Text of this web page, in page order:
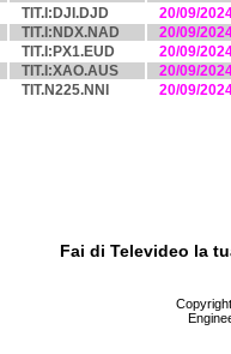
TIT.I:DJI.DJD
20/09/
TIT.I:NDX.NAD
20/09/
TIT.I:PX1.EUD
20/09/
TIT.I:XAO.AUS
20/09/
TIT.N225.NNI 20/09/
Fai di Televideo la